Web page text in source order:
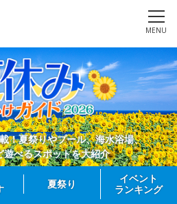
MENU
！夏祭りやプール、海水浴場、
遊べるスポットを大紹介
夏祭り
イベント
ランキング